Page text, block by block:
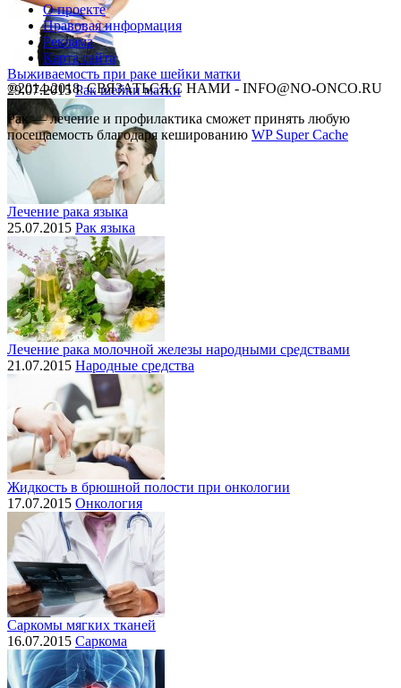
Выживаемость при раке шейки матки
29.07.2015 Рак шейки матки
Лечение рака языка
25.07.2015 Рак языка
Лечение рака молочной железы народными средствами
21.07.2015 Народные средства
Жидкость в брюшной полости при онкологии
17.07.2015 Онкология
Саркомы мягких тканей
16.07.2015 Саркома
О проекте
Правовая информация
Реклама
Карта сайта
©2014-2018, СВЯЗАТЬСЯ С НАМИ - INFO@NO-ONCO.RU
Рак — лечение и профилактика cможет принять любую
посещаемость благодаря кешированию WP Super Cache